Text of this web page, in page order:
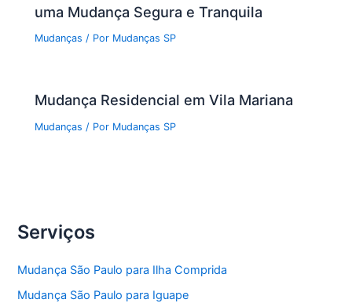
uma Mudança Segura e Tranquila
Mudanças / Por Mudanças SP
Mudança Residencial em Vila Mariana
Mudanças / Por Mudanças SP
Serviços
Mudança São Paulo para Ilha Comprida
Mudança São Paulo para Iguape